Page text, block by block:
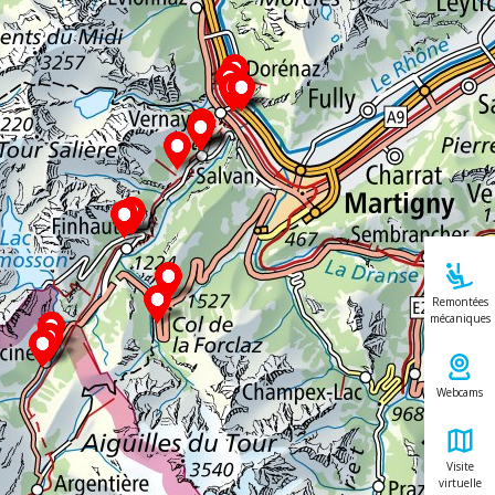
Remontées
mécaniques
Webcams
Visite
virtuelle